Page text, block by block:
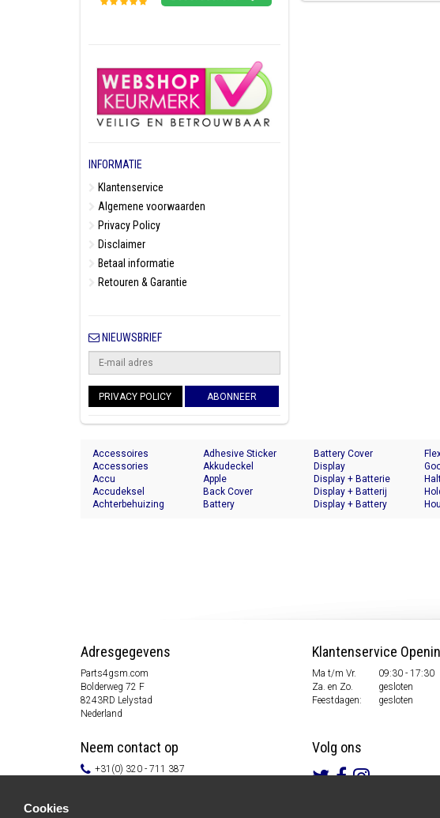
INFORMATIE
Klantenservice
Algemene voorwaarden
Privacy Policy
Disclaimer
Betaal informatie
Retouren & Garantie
NIEUWSBRIEF
PRIVACY POLICY ABONNEER
Accessoires
Accessories
Accu
Accudeksel
Achterbehuizing
Adhesive Sticker
Akkudeckel
Apple
Back Cover
Battery
Battery Cover
Display
Display + Batterie
Display + Batterij
Display + Battery
Adresgegevens
Parts4gsm.com
Bolderweg 72 F
8243RD Lelystad
Nederland
Neem contact op
+31(0) 320 - 711 387
Klantenservice
Ma t/m Vr.
09:30 - 17:30
Za. en Zo.
gesloten
Feestdagen:
gesloten
Volg ons
Cookies